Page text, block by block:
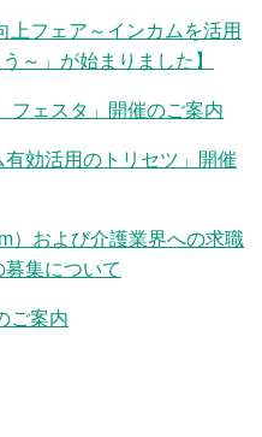
上フェア～インカムを活用
～」が始まりました】
スタ」開催のご案内
効活用のトリセツ」開催
）および介護業界への求職
集について
ご案内